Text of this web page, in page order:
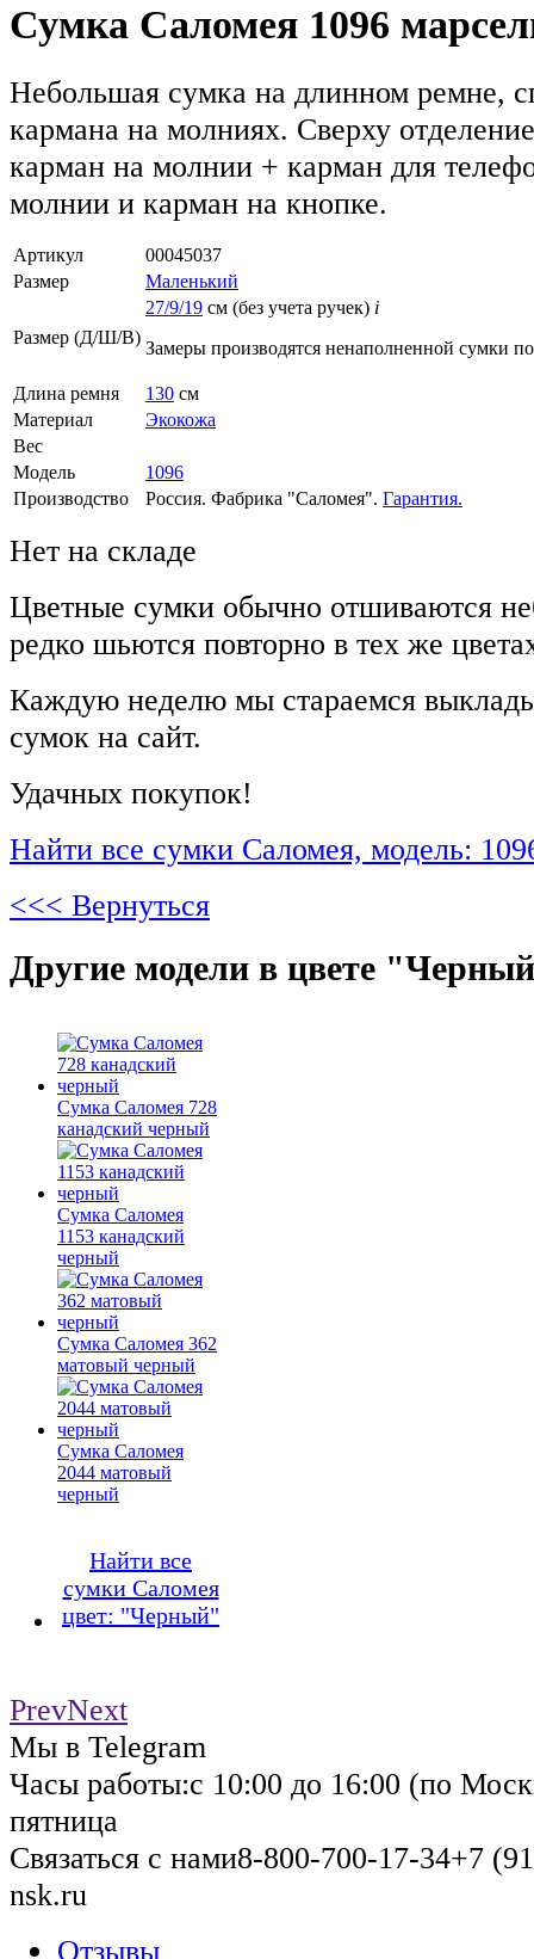
Сумка Саломея 1096
Небольшая сумка на длинном ремне,
кармана на молниях. Сверху
карман на молнии + карман для
молнии и карман на кнопке.
Артикул
00045037
Размер
Маленький
Размер (Д/Ш/В)
27/9/19 см (без учета ручек) i
Замеры производятся ненаполненной сумки
Длина ремня 130 см
Материал
Экокожа
Вес
Модель
1096
Производство
Россия. Фабрика "Саломея". Гарантия.
Нет на складе
Цветные сумки обычно отшиваются
редко шьются повторно в тех же
Каждую неделю мы стараемся
сумок на сайт.
Удачных покупок!
Найти все сумки Саломея, модель:
<<< Вернуться
Другие модели в цвете
Сумка Саломея 728
канадский черный
Сумка Саломея
1153 канадский
черный
Сумка Саломея 362
матовый черный
Сумка Саломея
2044 матовый
черный
Найти все
сумки Саломея
цвет: "Черный"
PrevNext
Мы в Telegram
Часы работы:с 10:00 до 16:00 (по
пятница
Связаться с нами8-800-700-17-34+7
nsk.ru
Отзывы